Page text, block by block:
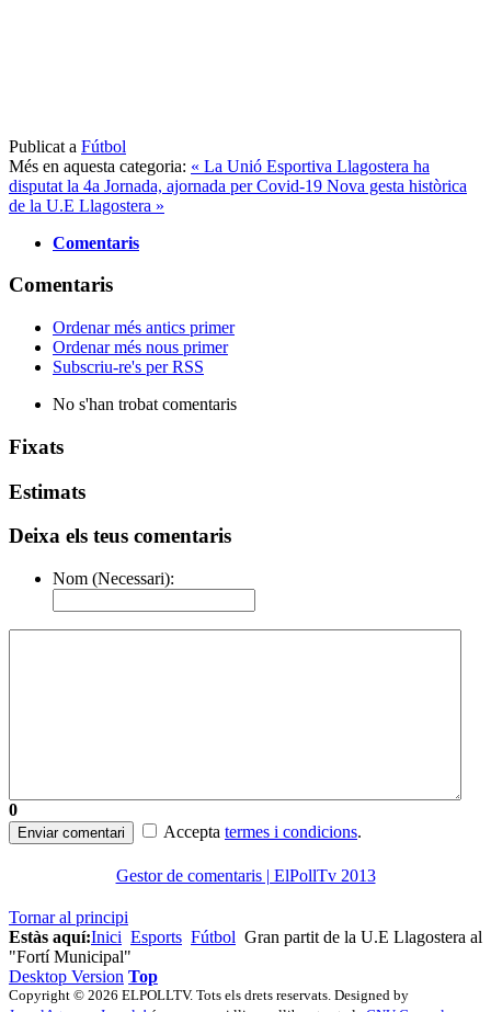
Publicat a Fútbol
Més en aquesta categoria: « La Unió Esportiva Llagostera ha
disputat la 4a Jornada, ajornada per Covid-19 Nova gesta històrica
de la U.E Llagostera »
Comentaris
Comentaris
Ordenar més antics primer
Ordenar més nous primer
Subscriu-re's per RSS
No s'han trobat comentaris
Fixats
Estimats
Deixa els teus comentaris
Nom (Necessari):
0
Enviar comentari Accepta termes i condicions.
Gestor de comentaris | ElPollTv 2013
Tornar al principi
Estàs aquí:Inici Esports Fútbol Gran partit de la U.E Llagostera al
"Fortí Municipal"
Desktop Version Top
Copyright © 2026 ELPOLLTV. Tots els drets reservats. Designed by